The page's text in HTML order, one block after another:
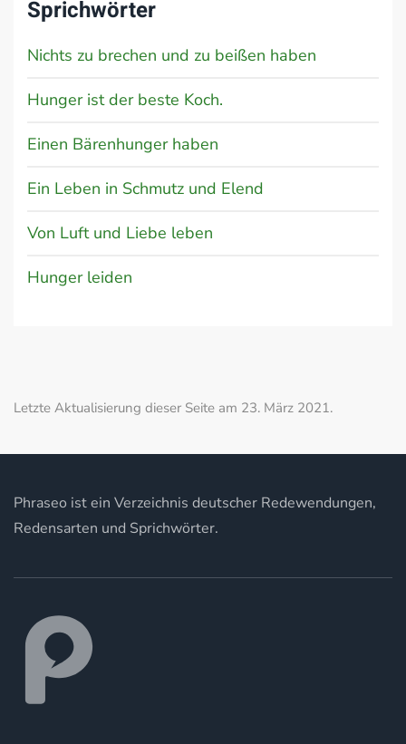
Sprichwörter
Nichts zu brechen und zu beißen haben
Hunger ist der beste Koch.
Einen Bärenhunger haben
Ein Leben in Schmutz und Elend
Von Luft und Liebe leben
Hunger leiden
Letzte Aktualisierung dieser Seite am 23. März 2021.
Phraseo ist ein Verzeichnis deutscher Redewendungen,
Redensarten und Sprichwörter.